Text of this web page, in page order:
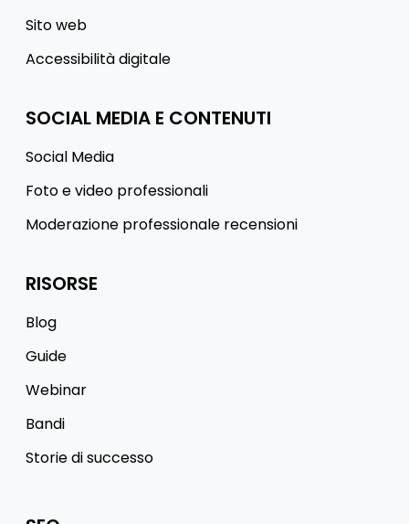
Sito web
Accessibilità digitale
SOCIAL MEDIA E CONTENUTI
Social Media
Foto e video professionali
Moderazione professionale recensioni
RISORSE
Blog
Guide
Webinar
Bandi
Storie di successo